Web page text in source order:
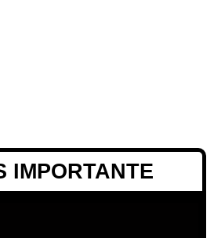
IMPORTANTE